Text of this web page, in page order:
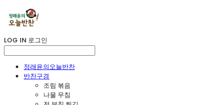
LOG IN 로그인
정래윤의오늘반찬
반찬구경
조림 볶음
나물 무침